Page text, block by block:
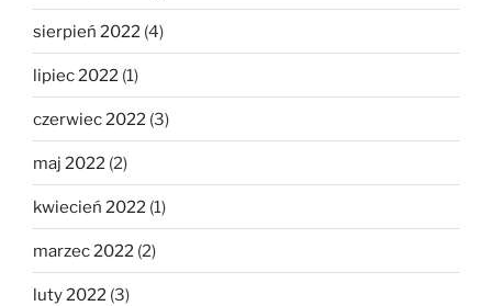
sierpień 2022 (4)
lipiec 2022 (1)
czerwiec 2022 (3)
maj 2022 (2)
kwiecień 2022 (1)
marzec 2022 (2)
luty 2022 (3)